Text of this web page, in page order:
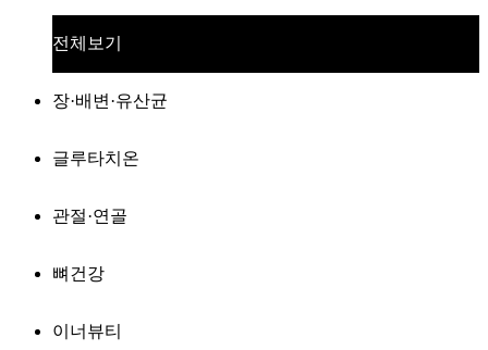
전체보기
장·배변·유산균
글루타치온
관절·연골
뼈건강
이너뷰티